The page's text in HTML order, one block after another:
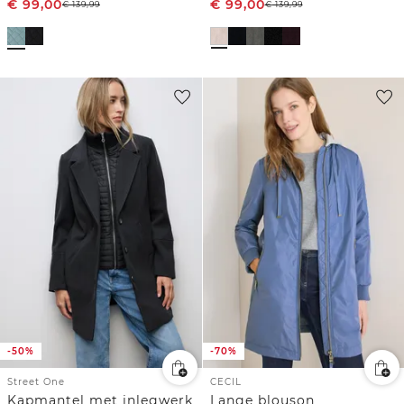
€ 99,00€139,99 € 99,00€139,99
-50%
Street One
Kapmantel met inlegwerk
-70%
CECIL
Lange blouson